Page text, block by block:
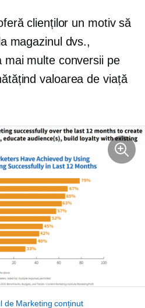
clienților un motiv să
magazinul dvs.,
mai multe conversii pe
valoarea de viață
de Marketing conținut